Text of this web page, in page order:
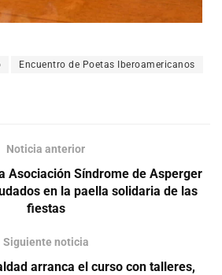
Encuentro de Poetas Iberoamericanos
Noticia anterior
Asociación Síndrome de Asperger
en la paella solidaria de las
fiestas
Siguiente noticia
arranca el curso con talleres,